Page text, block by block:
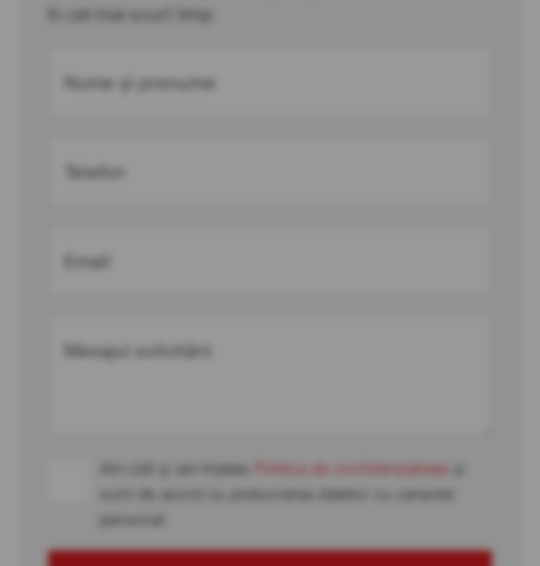
în cel mai scurt timp
Nume și prenume
Telefon
Email
Mesajul solicitării
Am citit și am înțeles Politica de confidențialitate
sunt de acord cu prelucrarea datelor cu caracter
personal